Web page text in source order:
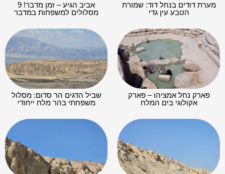
מערת דודים בנחל דוד: שמורת
הטבע עין גדי
אביב הגיע – זמן מדבר! 9
מסלולים למשפחות במדבר
פארק נחל אמציהו – פארק
אקולוגי בים המלח
שביל הדגים הר סדום: מסלול
משפחתי בהר מלח ייחודי